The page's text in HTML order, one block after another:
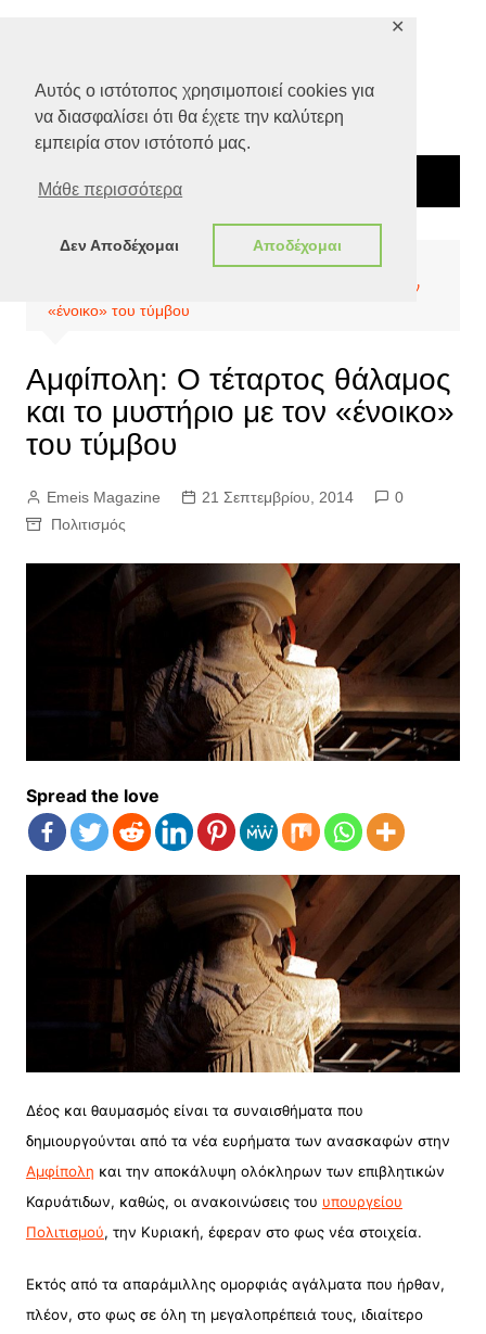
Αυτός ο ιστότοπος χρησιμοποιεί cookies για
να διασφαλίσει ότι θα έχετε την καλύτερη
εμπειρία στον ιστότοπό μας.
Μάθε περισσότερα
Δεν Αποδέχομαι Αποδέχομαι
✕
Αμφίπολη: Ο τέταρτος θάλαμος και το μυστήριο με τον
«ένοικο» του τύμβου
Αμφίπολη: Ο τέταρτος θάλαμος
και το μυστήριο με τον «ένοικο»
του τύμβου
Emeis Magazine 21 Σεπτεμβρίου, 2014
0
Πολιτισμός
Spread the love
Δέος και θαυμασμός είναι τα συναισθήματα που
δημιουργούνται από τα νέα ευρήματα των ανασκαφών στην
Αμφίπολη και την αποκάλυψη ολόκληρων των επιβλητικών
Καρυάτιδων, καθώς, οι ανακοινώσεις του υπουργείου
Πολιτισμού, την Κυριακή, έφεραν στο φως νέα στοιχεία.
Εκτός από τα απαράμιλλης ομορφιάς αγάλματα που ήρθαν,
πλέον, στο φως σε όλη τη μεγαλοπρέπειά τους, ιδιαίτερο